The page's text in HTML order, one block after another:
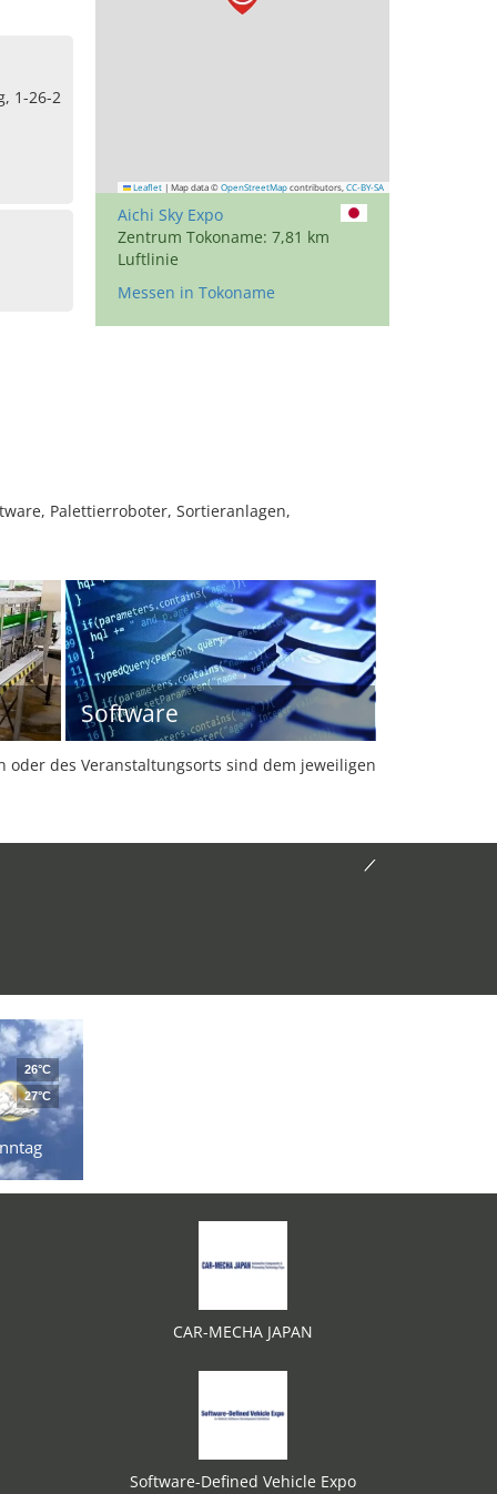
1-26-2
Leaflet | Map data © OpenStreetMap contributors, CC-BY-SA
Aichi Sky Expo
Zentrum Tokoname: 7,81 km
Luftlinie
Messen in Tokoname
Palettierroboter, Sortieranlagen,
Software
des Veranstaltungsorts sind dem jeweiligen
26°C
27°C
CAR-MECHA JAPAN
Software-Defined Vehicle Expo